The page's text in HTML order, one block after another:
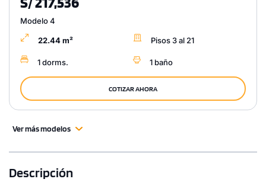
Modelo 4
22.44 m² Pisos 3 al 21
1 dorms. 1 baño
COTIZAR AHORA
Ver más modelos
Descripción